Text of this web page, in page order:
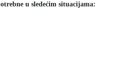
u sledećim situacijama: